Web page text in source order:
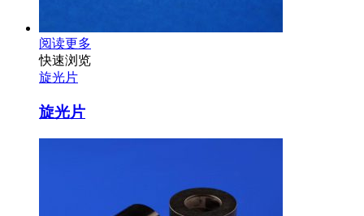
阅读更多
快速浏览
旋光片
旋光片